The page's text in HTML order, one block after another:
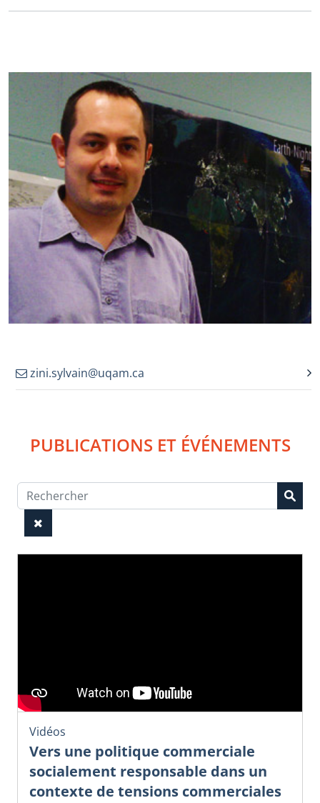
zini.sylvain@uqam.ca
PUBLICATIONS ET ÉVÉNEMENTS
Vidéos
Vers une politique commerciale
socialement responsable dans un
contexte de tensions commerciales